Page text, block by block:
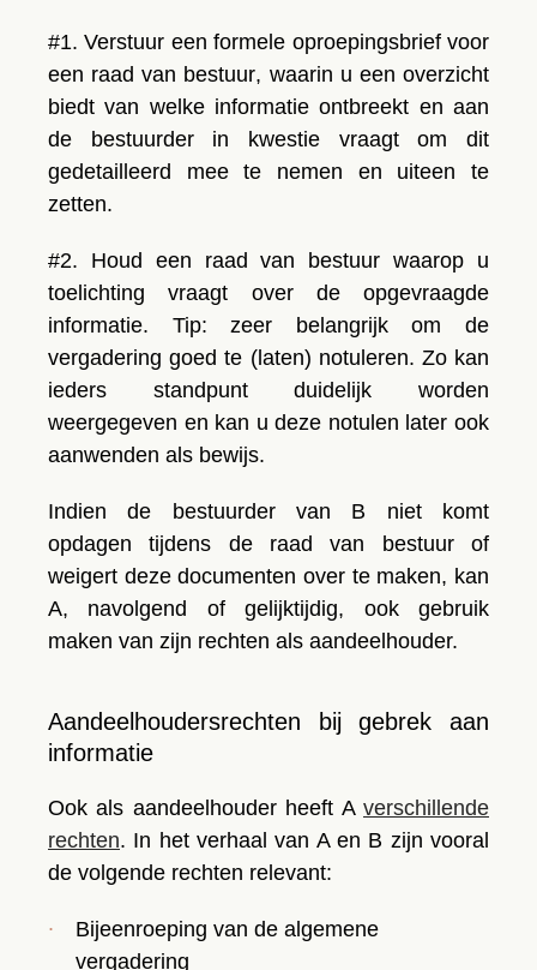
#1. Verstuur een formele oproepingsbrief voor
een raad van bestuur, waarin u een overzicht
biedt van welke informatie ontbreekt en aan
de bestuurder in kwestie vraagt om dit
gedetailleerd mee te nemen en uiteen te
zetten.
#2. Houd een raad van bestuur waarop u
toelichting vraagt over de opgevraagde
informatie. Tip: zeer belangrijk om de
vergadering goed te (laten) notuleren. Zo kan
ieders standpunt duidelijk worden
weergegeven en kan u deze notulen later ook
aanwenden als bewijs.
Indien de bestuurder van B niet komt
opdagen tijdens de raad van bestuur of
weigert deze documenten over te maken, kan
A, navolgend of gelijktijdig, ook gebruik
maken van zijn rechten als aandeelhouder.
Aandeelhoudersrechten bij gebrek aan
informatie
Ook als aandeelhouder heeft A verschillende
rechten. In het verhaal van A en B zijn vooral
de volgende rechten relevant:
Bijeenroeping van de algemene
vergadering